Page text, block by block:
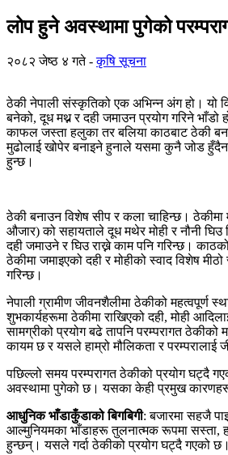
लोप हुने अवस्थामा पुगेको
२०८२ जेष्ठ ४ गते कृषि सूचना
ठेकी नेपाली संस्कृतिको एक अभिन्न अंग हो। यो
बनेको, दूध मथ्न र दही जमाउन प्रयोग गरिने भाँडो
काफल जस्ता हलुका तर बलिया काठबाट ठेकी
मुढोलाई खोपेर बनाइने हुनाले यसमा कुनै जोड
हुन्छ।
ठेकी बनाउन विशेष सीप र कला चाहिन्छ। ठेकीमा
औजार) को सहायताले दूध मथेर मोही र नौनी
दही जमाउने र घिउ राख्ने काम पनि गरिन्छ।
ठेकीमा जमाइएको दही र मोहीको स्वाद विशेष
गरिन्छ।
नेपाली ग्रामीण जीवनशैलीमा ठेकीको महत्वपूर्ण
शुभकार्यहरूमा ठेकीमा राखिएको दही, मोही
सामग्रीको प्रयोग बढे तापनि परम्परागत ठेकीको
कायम छ र यसले हाम्रो मौलिकता र परम्परालाई
पछिल्लो समय परम्परागत ठेकीको प्रयोग घट्दै
अवस्थामा पुगेको छ। यसका केही प्रमुख
आधुनिक भाँडाकुँडाको बिगबिगी: बजारमा सहजै
आल्मुनियमका भाँडाहरू तुलनात्मक रूपमा सस्ता,
हुन्छन्। यसले गर्दा ठेकीको प्रयोग घट्दै गएको छ।